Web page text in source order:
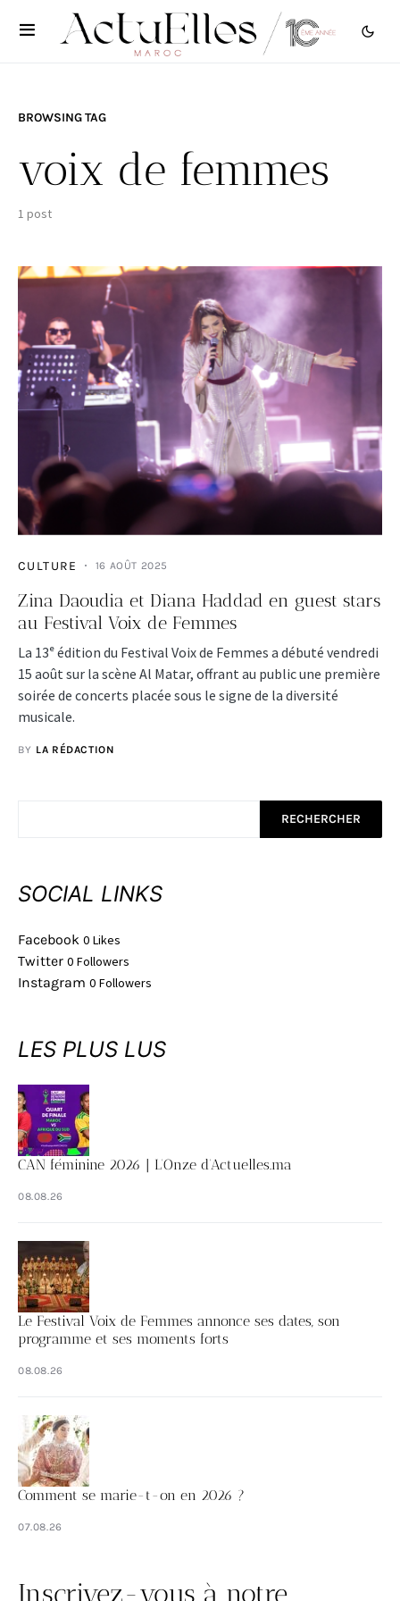
BROWSING TAG
voix de femmes
1 post
CULTURE 16 AOÛT 2025
Zina Daoudia et Diana Haddad en guest stars
au Festival Voix de Femmes
La 13ᵉ édition du Festival Voix de Femmes a débuté vendredi
15 août sur la scène Al Matar, offrant au public une première
soirée de concerts placée sous le signe de la diversité
musicale.
BY LA RÉDACTION
RECHERCHER
SOCIAL LINKS
Facebook 0 Likes
Twitter 0 Followers
Instagram 0 Followers
LES PLUS LUS
CAN féminine 2026 | L’Onze d’Actuelles.ma
08.08.26
Le Festival Voix de Femmes annonce ses dates, son
programme et ses moments forts
08.08.26
Comment se marie-t-on en 2026 ?
07.08.26
Inscrivez-vous à notre